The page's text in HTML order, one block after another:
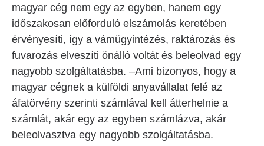
magyar cég nem egy az egyben, hanem egy
időszakosan előforduló elszámolás keretében
érvényesíti, így a vámügyintézés, raktározás és
fuvarozás elveszíti önálló voltát és beleolvad egy
nagyobb szolgáltatásba. –Ami bizonyos, hogy a
magyar cégnek a külföldi anyavállalat felé az
áfatörvény szerinti számlával kell átterhelnie a
számlát, akár egy az egyben számlázva, akár
beleolvasztva egy nagyobb szolgáltatásba.